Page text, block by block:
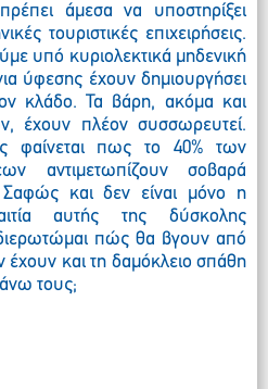
άμεσα να υποστηρίξει
τουριστικές επιχειρήσεις.
υπό κυριολεκτικά μηδενική
ύφεσης έχουν δημιουργήσει
κλάδο. Τα βάρη, ακόμα και
έχουν πλέον συσσωρευτεί.
φαίνεται πως το 40% των
αντιμετωπίζουν σοβαρά
Σαφώς και δεν είναι μόνο η
αυτής της δύσκολης
πώς θα βγουν από
έχουν και τη δαμόκλειο σπάθη
τους;